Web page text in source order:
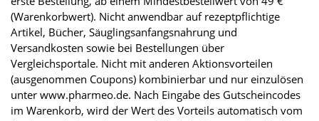
(Warenkorbwert). Nicht anwendbar auf rezeptpflichtige
Artikel, Bücher, Säuglingsanfangsnahrung und
Versandkosten sowie bei Bestellungen über
Vergleichsportale. Nicht mit anderen Aktionsvorteilen
(ausgenommen Coupons) kombinierbar und nur einzulösen
unter www.pharmeo.de. Nach Eingabe des Gutscheincodes
im Warenkorb, wird der Wert des Vorteils automatisch vom